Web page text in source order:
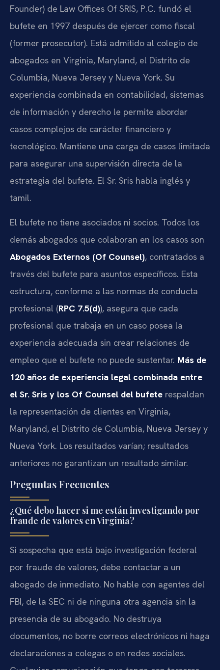
Founder) de Law Offices Of SRIS, P.C. fundó el
bufete en 1997 después de ejercer como fiscal
(former prosecutor). Está admitido al colegio de
abogados en Virginia, Maryland, el Distrito de
Columbia, Nueva Jersey y Nueva York. Su
experiencia combinada en contabilidad, sistemas
de información y derecho le permite abordar
casos complejos de carácter financiero y
tecnológico. Mantiene una carga de casos limitada
para asegurar una supervisión directa de la
estrategia del bufete. El Sr. Sris habla inglés y
tamil.
El bufete no tiene asociados ni socios. Todos los
demás abogados que colaboran en los casos son
Abogados Externos (Of Counsel), contratados a
través del bufete para asuntos específicos. Esta
estructura, conforme a las normas de conducta
profesional (RPC 7.5(d)), asegura que cada
profesional que trabaja en un caso posea la
experiencia adecuada sin crear relaciones de
empleo que el bufete no puede sustentar. Más de
120 años de experiencia legal combinada entre
el Sr. Sris y los Of Counsel del bufete respaldan
la representación de clientes en Virginia,
Maryland, el Distrito de Columbia, Nueva Jersey y
Nueva York. Los resultados varían; resultados
anteriores no garantizan un resultado similar.
Preguntas Frecuentes
¿Qué debo hacer si me están investigando por
fraude de valores en Virginia?
Si sospecha que está bajo investigación federal
por fraude de valores, debe contactar a un
abogado de inmediato. No hable con agentes del
FBI, de la SEC ni de ninguna otra agencia sin la
presencia de su abogado. No destruya
documentos, no borre correos electrónicos ni haga
declaraciones a colegas o en redes sociales.